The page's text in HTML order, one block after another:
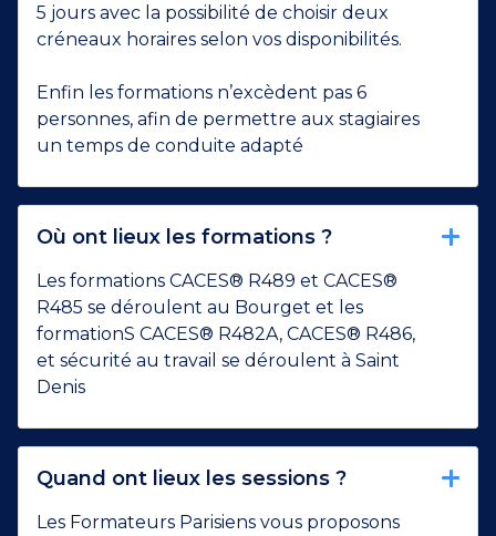
5 jours avec la possibilité de choisir deux
créneaux horaires selon vos disponibilités.
Enfin les formations n’excèdent pas 6
personnes, afin de permettre aux stagiaires
un temps de conduite adapté
Où ont lieux les formations ?
Les formations CACES® R489 et CACES®
R485 se déroulent au Bourget et les
formationS CACES® R482A, CACES® R486,
et sécurité au travail se déroulent à Saint
Denis
Quand ont lieux les sessions ?
Les Formateurs Parisiens vous proposons